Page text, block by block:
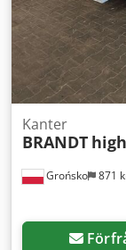
Grońsko 871
Kanter
BRANDT